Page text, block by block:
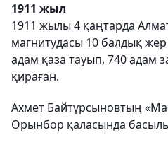
1911 жыл
1911 жылы 4 қаңтарда
магнитудасы 10 балдық жер
адам қаза тауып, 740 адам
қираған.
Ахмет Байтұрсыновтың
Орынбор қаласында